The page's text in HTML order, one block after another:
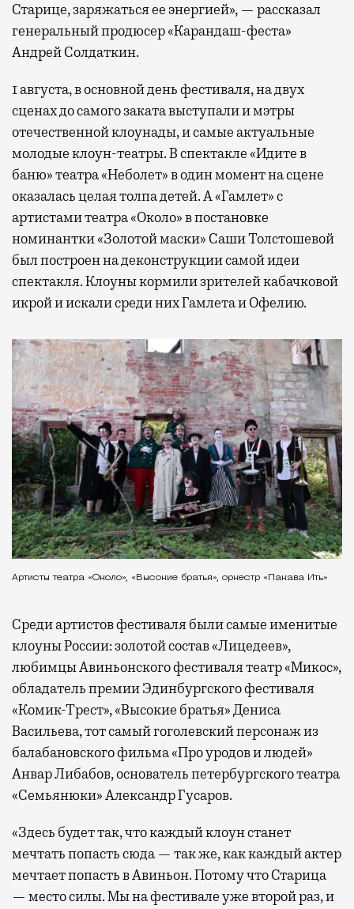
Старице, заряжаться ее энергией», — рассказал
генеральный продюсер «Карандаш-феста»
Андрей Солдаткин.
1 августа, в основной день фестиваля, на двух
сценах до самого заката выступали и мэтры
отечественной клоунады, и самые актуальные
молодые клоун-театры. В спектакле «Идите в
баню» театра «Неболет» в один момент на сцене
оказалась целая толпа детей. А «Гамлет» с
артистами театра «Около» в постановке
номинантки «Золотой маски» Саши Толстошевой
был построен на деконструкции самой идеи
спектакля. Клоуны кормили зрителей кабачковой
икрой и искали среди них Гамлета и Офелию.
Артисты театра «Около», «Высокие братья», оркестр «Пакава Ить»
Среди артистов фестиваля были самые именитые
клоуны России: золотой состав «Лицедеев»,
любимцы Авиньонского фестиваля театр «Микос»,
обладатель премии Эдинбургского фестиваля
«Комик-Трест», «Высокие братья» Дениса
Васильева, тот самый гоголевский персонаж из
балабановского фильма «Про уродов и людей»
Анвар Либабов, основатель петербургского театра
«Семьянюки» Александр Гусаров.
«Здесь будет так, что каждый клоун станет
мечтать попасть сюда — так же, как каждый актер
мечтает попасть в Авиньон. Потому что Старица
— место силы. Мы на фестивале уже второй раз, и